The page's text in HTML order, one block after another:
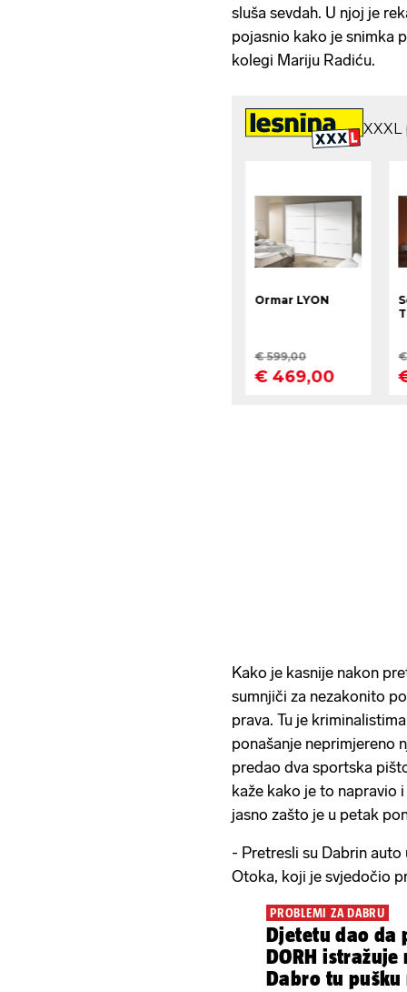
sluša sevdah. U njoj je
pojasnio kako je snimka
kolegi Mariju Radiću.
Kako je kasnije nakon
sumnjiči za nezakonito
prava. Tu je
ponašanje neprimjereno
predao dva sportska
kaže kako je to napravio
jasno zašto je u petak
- Pretresli su Dabrin
Otoka, koji je svjedočio
PROBLEMI ZA DABRU
Djetetu dao da
DORH
Dabro tu